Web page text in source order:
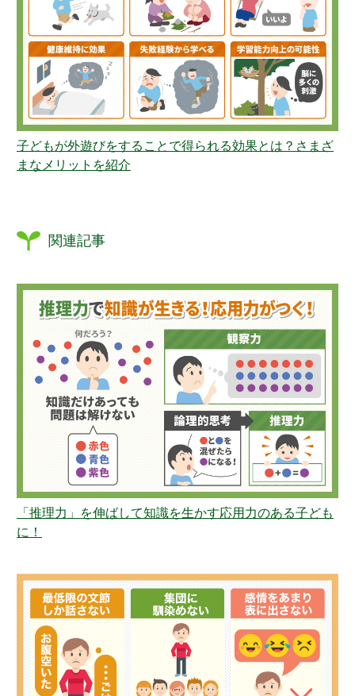
子どもが外遊びをすることで得られる効果とは？さまざ
まなメリットを紹介
関連記事
「推理力」を伸ばして知識を生かす応用力のある子ども
に！